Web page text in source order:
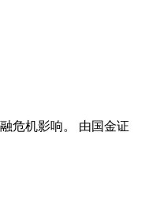
危机影响。 由国金证